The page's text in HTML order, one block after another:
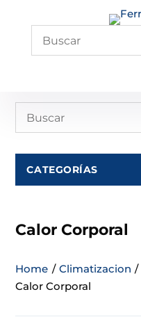
CATEGORÍAS
Calor Corporal
Home / Climatizacion /
Calor Corporal